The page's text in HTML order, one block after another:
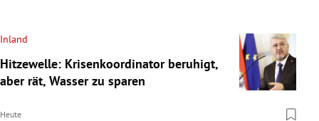
Inland
Hitzewelle: Krisenkoordinator beruhigt,
aber rät, Wasser zu sparen
Heute